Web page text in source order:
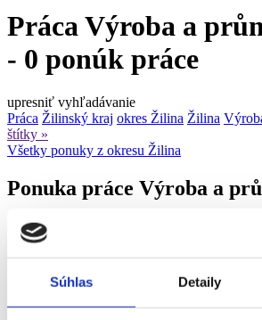
Súhlas Detaily
Práca Výroba a
- 0 ponúk práce
upresniť vyhľadávanie
Práca Žilinský kraj okres Žilina Žilina
štítky »
Všetky ponuky z okresu Žilina
Ponuka práce Výroba a
Práca Výroba a průmysl Žilina a okolie -
overených ponúk práce v odbore Výroba a
za srpen 2026 na pracovnom portáli fajn-
Odbory
ŽilinaPozícia